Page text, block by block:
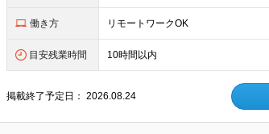
働き方 リモートワークOK
目安残業時間 10時間以内
掲載終了予定日：2026.08.24